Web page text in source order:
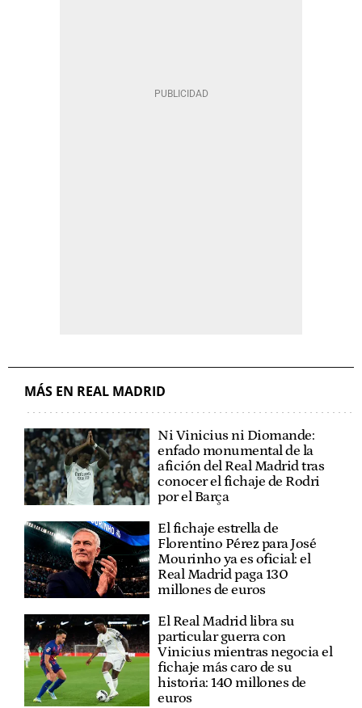
MÁS EN REAL MADRID
Ni Vinicius ni Diomande:
enfado monumental de la
afición del Real Madrid tras
conocer el fichaje de Rodri
por el Barça
El fichaje estrella de
Florentino Pérez para José
Mourinho ya es oficial: el
Real Madrid paga 130
millones de euros
El Real Madrid libra su
particular guerra con
Vinicius mientras negocia el
fichaje más caro de su
historia: 140 millones de
euros